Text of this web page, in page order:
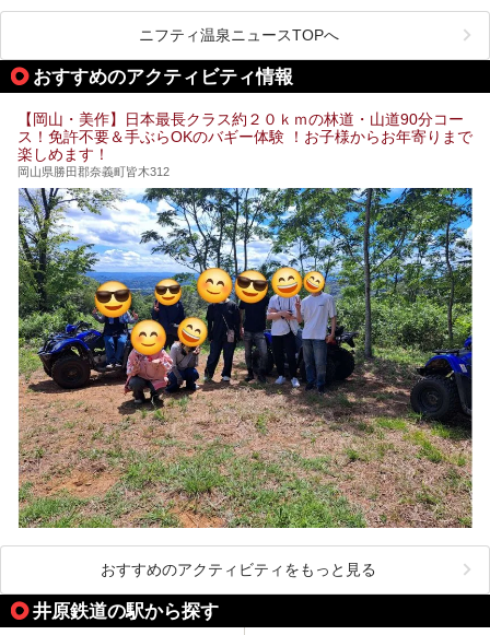
今回は、岡山県でサウナがおすすめの温泉や銭湯、スパを厳
選してご紹介！
血流が良くなるだけでなく美容効果やリラックス効果も期待
ニフティ温泉ニュースTOPへ
おすすめのアクティビティ情報
【岡山・美作】日本最長クラス約２０ｋｍの林道・山道90分コー
ス！免許不要＆手ぶらOKのバギー体験 ！お子様からお年寄りまで
楽しめます！
岡山県勝田郡奈義町皆木312
おすすめのアクティビティをもっと見る
井原鉄道の駅から探す